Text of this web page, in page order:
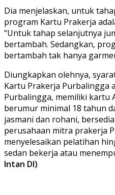
Dia menjelaskan, untuk
program Kartu Prakerja
“Untuk tahap selanjutnya
bertambah. Sedangkan,
bertambah tak hanya
Diungkapkan olehnya,
Kartu Prakerja Purbalingga
Purbalingga, memiliki kartu
berumur minimal 18 tahun
jasmani dan rohani,
perusahaan mitra prakerja
menyelesaikan pelatihan
sedan bekerja atau
Intan DI)